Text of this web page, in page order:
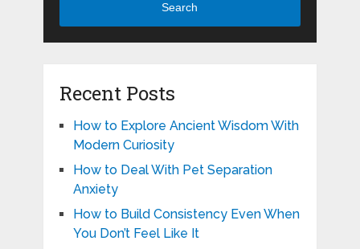
Search
Recent Posts
How to Explore Ancient Wisdom With
Modern Curiosity
How to Deal With Pet Separation
Anxiety
How to Build Consistency Even When
You Don’t Feel Like It